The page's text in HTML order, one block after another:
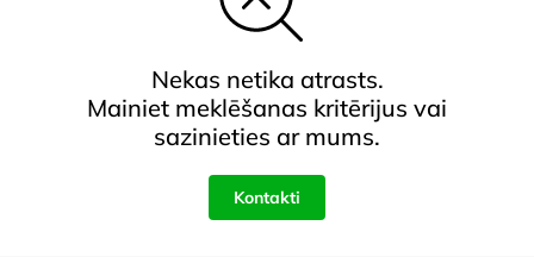
Nekas netika atrasts.
Mainiet meklēšanas kritērijus vai
sazinieties ar mums.
Kontakti